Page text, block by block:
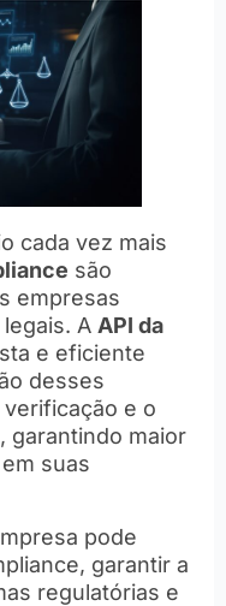
cada vez mais
são
empresas
A API da
e eficiente
desses
e o
garantindo maior
suas
pode
garantir a
regulatórias e